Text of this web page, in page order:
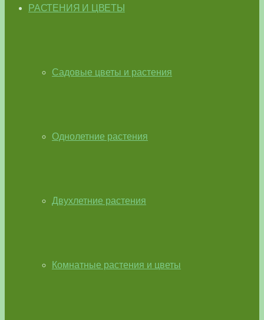
РАСТЕНИЯ И ЦВЕТЫ
Садовые цветы и растения
Однолетние растения
Двухлетние растения
Комнатные растения и цветы